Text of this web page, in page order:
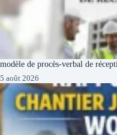
modèle de procès-verbal de
5 août 2026